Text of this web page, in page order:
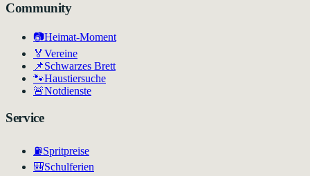
Community
📷Heimat-Moment
🏅 Vereine
📌Schwarzes Brett
🐾Haustiersuche
🚨Notdienste
Service
⛽Spritpreise
🎒Schulferien